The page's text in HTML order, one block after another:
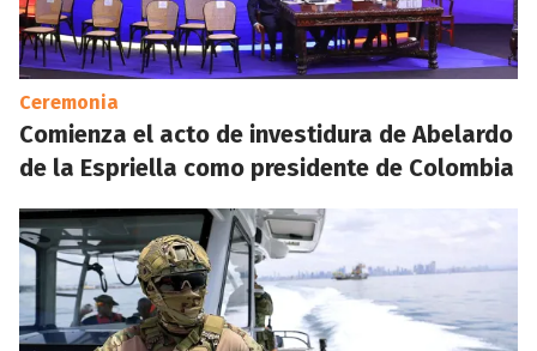
Ceremonia
Comienza el acto de investidura de Abelardo
de la Espriella como presidente de Colombia